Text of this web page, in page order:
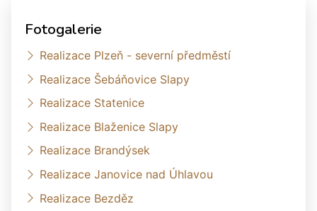
Fotogalerie
Realizace Plzeň - severní předměstí
Realizace Šebáňovice Slapy
Realizace Statenice
Realizace Blaženice Slapy
Realizace Brandýsek
Realizace Janovice nad Úhlavou
Realizace Bezděz